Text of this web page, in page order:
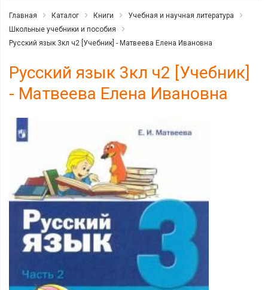
Главная Каталог Книги
Учебная и научная литература
Школьные учебники и пособия
Русский язык 3кл ч2 [Учебник] - Матвеева Елена Ивановна
Русский язык 3кл ч2 [Учебник]
- Матвеева Елена Ивановна